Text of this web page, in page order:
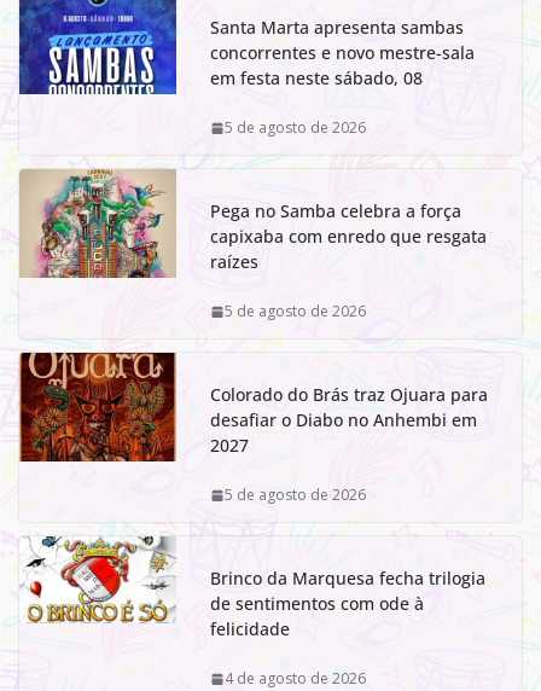
Santa Marta apresenta sambas
concorrentes e novo mestre-sala
em festa neste sábado, 08
5 de agosto de 2026
Pega no Samba celebra a força
capixaba com enredo que resgata
raízes
5 de agosto de 2026
Colorado do Brás traz Ojuara para
desafiar o Diabo no Anhembi em
2027
5 de agosto de 2026
Brinco da Marquesa fecha trilogia
de sentimentos com ode à
felicidade
4 de agosto de 2026